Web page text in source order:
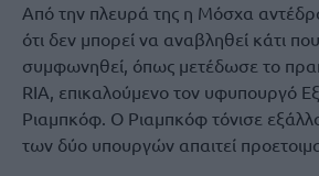
Από την πλευρά της η Μόσχα
ότι δεν μπορεί να αναβληθεί κάτι
συμφωνηθεί, όπως μετέδωσε το
RIA, επικαλούμενο τον υφυπουργό
Ριαμπκόφ. Ο Ριαμπκόφ τόνισε
των δύο υπουργών απαιτεί